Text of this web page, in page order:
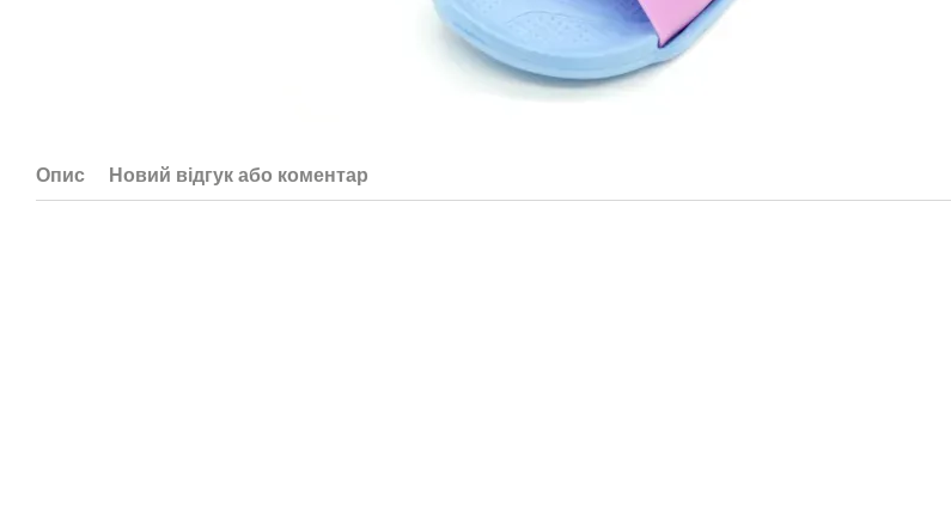
Опис Новий відгук або коментар